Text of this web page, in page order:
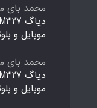
محمد بای
موبایل و
محمد بای
موبایل و